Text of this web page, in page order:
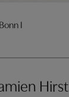
I
Hirst